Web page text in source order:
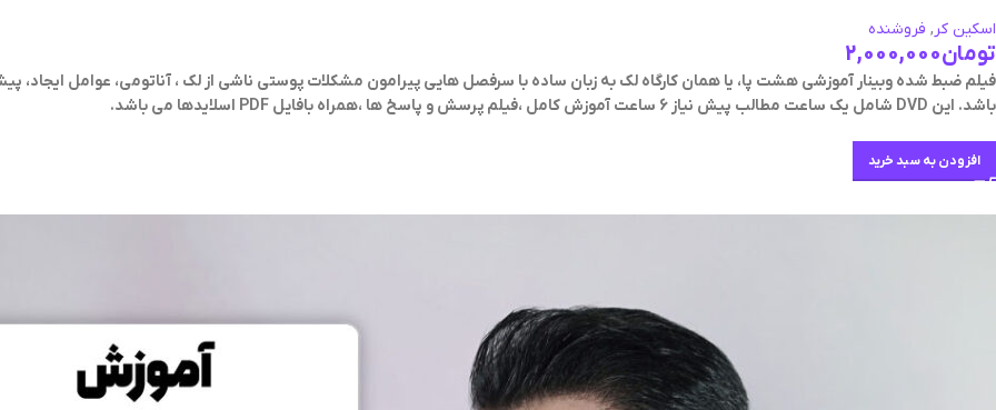
اسکین کر, فروشنده
تومان2,000,000
فیلم ضبط شده وبینار آموزشی هشت پا، یا همان کارگاه لک به زبان ساده با سرفصل هایی پیرامون مشکلات پوستی ناشی از لک ، آناتومی، عوامل ایجاد،
باشد. این DVD شامل یک ساعت مطالب پیش نیاز 6 ساعت آموزش کامل ، فیلم پرسش و پاسخ ها ،همراه بافایل PDF اسلایدها می باشد.
افزودن به سبد خرید